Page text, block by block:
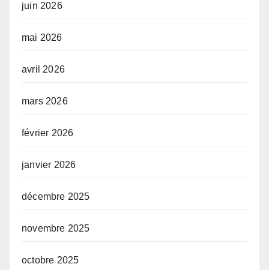
juin 2026
mai 2026
avril 2026
mars 2026
février 2026
janvier 2026
décembre 2025
novembre 2025
octobre 2025